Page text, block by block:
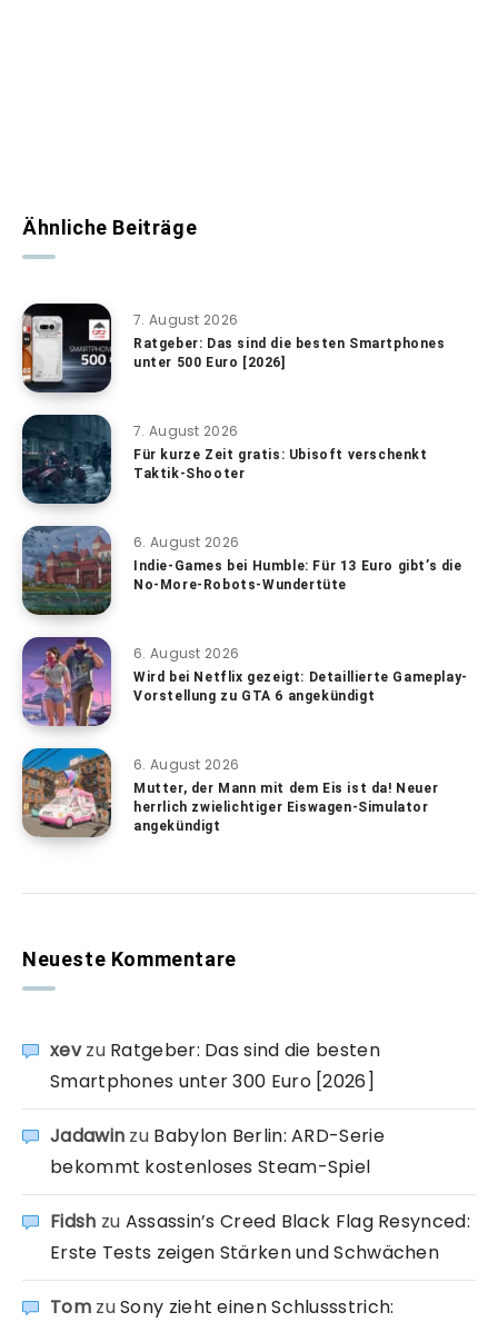
Ähnliche Beiträge
7. August 2026
Ratgeber: Das sind die besten Smartphones
unter 500 Euro [2026]
7. August 2026
Für kurze Zeit gratis: Ubisoft verschenkt
Taktik-Shooter
6. August 2026
Indie-Games bei Humble: Für 13 Euro gibt’s die
No-More-Robots-Wundertüte
6. August 2026
Wird bei Netflix gezeigt: Detaillierte Gameplay-
Vorstellung zu GTA 6 angekündigt
6. August 2026
Mutter, der Mann mit dem Eis ist da! Neuer
herrlich zwielichtiger Eiswagen-Simulator
angekündigt
Neueste Kommentare
xevzu Ratgeber: Das sind die besten
Smartphones unter 300 Euro [2026]
Jadawin zu Babylon Berlin: ARD-Serie
bekommt kostenloses Steam-Spiel
Fidsh zu Assassin’s Creed Black Flag Resynced:
Erste Tests zeigen Stärken und Schwächen
TomzuSony zieht einen Schlussstrich: